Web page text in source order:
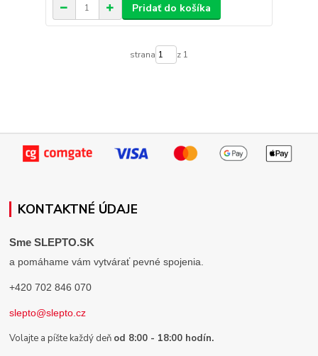
Pridať do košíka
strana z 1
KONTAKTNÉ ÚDAJE
Sme SLEPTO.SK
a pomáhame vám vytvárať pevné spojenia.
+420 702 846 070
slepto@slepto.cz
Volajte a píšte každý deň od 8:00 - 18:00 hodín.